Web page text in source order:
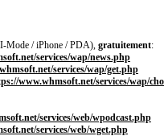
Mode / iPhone / PDA), gratuitement:
services/wap/news.php
services/wap/get.php
www.whmsoft.net/services/wap/
services/web/wpodcast.php
services/web/wget.php